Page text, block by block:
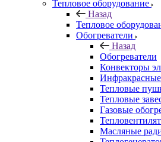
Тепловое оборудование
Назад
Тепловое
Обогреватели
Назад
Обогреватели
Конвекторы
Инфракрасные
Тепловые
Тепловые
Газовые
Масляные